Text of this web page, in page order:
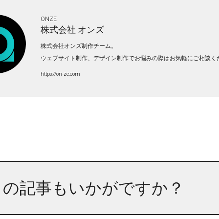
ONZE
株式会社 オンズ
株式会社オンズ制作チーム。
ウェブサイト制作、デザイン制作でお悩みの際はお気軽にご相談く
https://on-ze.com
記事もいかがですか？